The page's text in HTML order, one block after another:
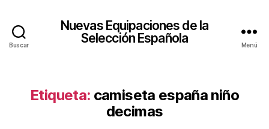
Buscar
Nuevas Equipaciones de la
Selección Española
Menú
Etiqueta: camiseta españa niño
decimas